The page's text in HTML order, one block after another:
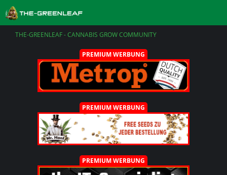
THE-GREENLEAF - CANNABIS GROW COMMUNITY
PREMIUM WERBUNG
PREMIUM WERBUNG
PREMIUM WERBUNG